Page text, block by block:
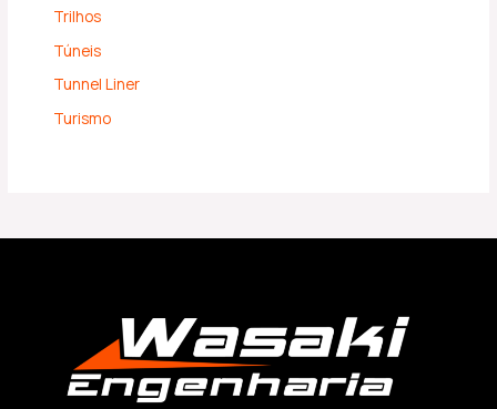
Trilhos
Túneis
Tunnel Liner
Turismo